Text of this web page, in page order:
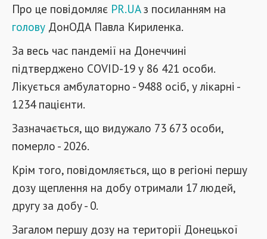
Про це повідомляє PR.UAз посиланням на
голову ДонОДА Павла Кириленка.
За весь час пандемії на Донеччині
підтверджено COVID-19 у 86 421 особи.
Лікується амбулаторно - 9488 осіб, у лікарні -
1234 пацієнти.
Зазначається, що видужало 73 673 особи,
померло - 2026.
Крім того, повідомляється, що в регіоні першу
дозу щеплення на добу отримали 17 людей,
другу за добу - 0.
Загалом першу дозу на території Донецької